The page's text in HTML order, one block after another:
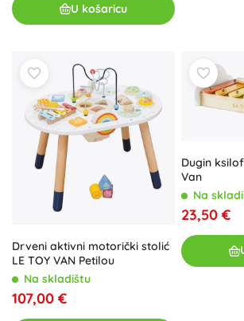
U košaricu
Drveni aktivni motorički stolić
LE TOY VAN Petilou
Na skladištu
107,00 €
Dugin
Van
Na
23,50 €